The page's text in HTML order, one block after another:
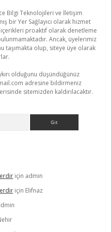
Bilgi Teknolojileri ve İletişim
bir Yer Sağlayıcı olarak hizmet
proaktif olarak denetleme
Ancak, üyelerimiz
taşımakta olup, siteye üye olarak
olduğunu düşündüğünüz
adresine bildirmeniz
sitemizden kaldırılacaktır.
için admin
için Elifnaz